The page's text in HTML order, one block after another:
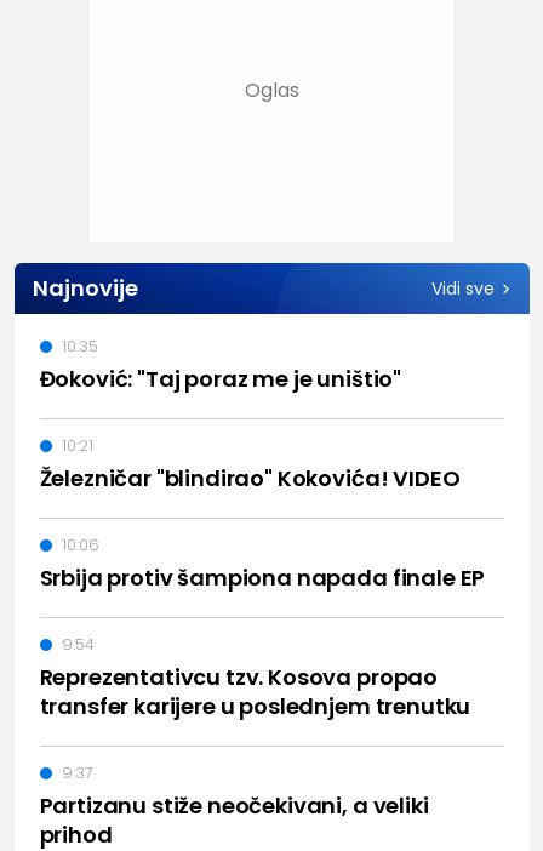
Najnovije Vidi sve
Đoković: "Taj poraz me je uništio"
10:35
Železničar "blindirao" Kokovića! VIDEO
10:21
Srbija protiv šampiona napada finale EP
10:06
Reprezentativcu tzv. Kosova propao
transfer karijere u poslednjem trenutku
9:54
Partizanu stiže neočekivani, a veliki
prihod
9:37